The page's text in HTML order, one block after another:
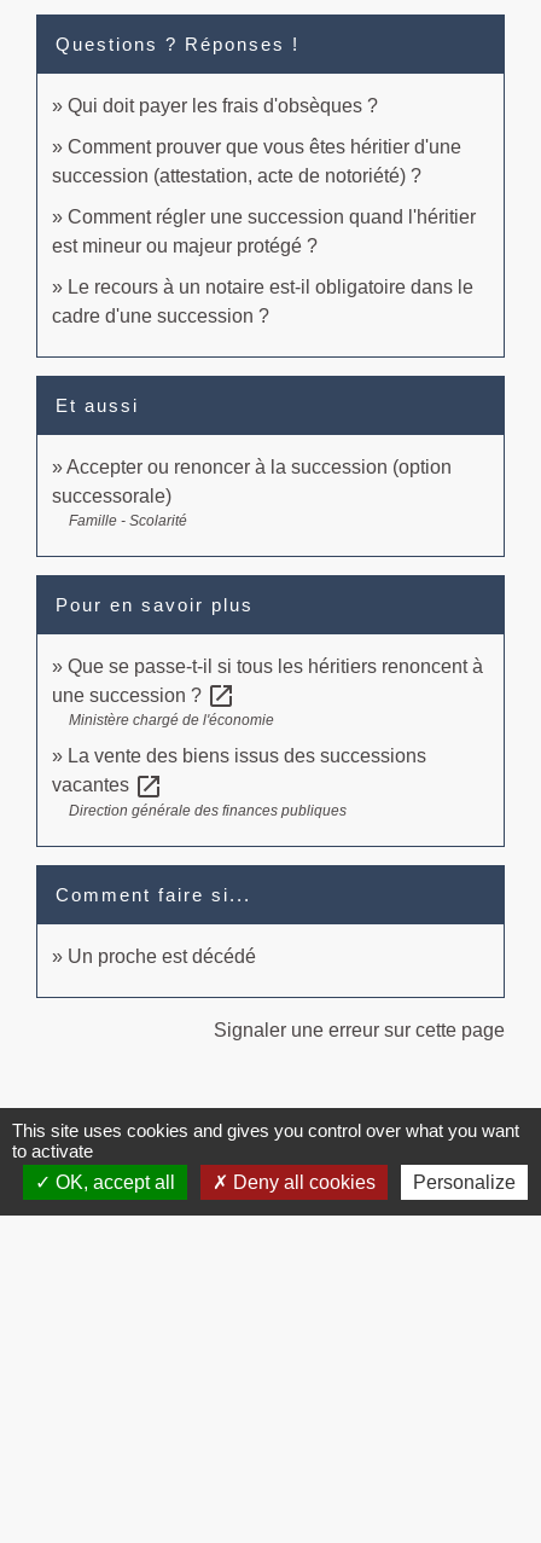
Questions ? Réponses !
Qui doit payer les frais d'obsèques ?
Comment prouver que vous êtes héritier d'une
succession (attestation, acte de notoriété) ?
Comment régler une succession quand l'héritier
est mineur ou majeur protégé ?
Le recours à un notaire est-il obligatoire dans le
cadre d'une succession ?
Et aussi
Accepter ou renoncer à la succession (option
successorale)
Famille - Scolarité
Pour en savoir plus
Que se passe-t-il si tous les héritiers renoncent à
une succession ? open_in_new
Ministère chargé de l'économie
La vente des biens issus des successions
vacantes open_in_new
Direction générale des finances publiques
Comment faire si...
Un proche est décédé
Signaler une erreur sur cette page
Contacts
Commune de Brissac
This site uses cookies and gives you control over what you want
to activate
OK, accept all
Deny all cookies Personalize